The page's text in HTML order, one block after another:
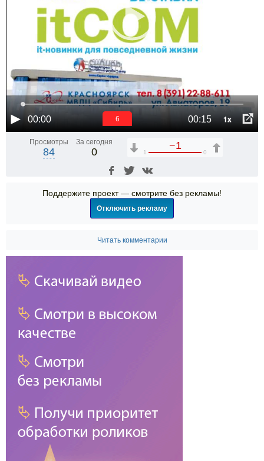
00:00 00:15 1x
6
Просмотры
84
За сегодня
0
−1
1 0
Поддержите проект — смотрите без рекламы!
Отключить рекламу
Читать комментарии